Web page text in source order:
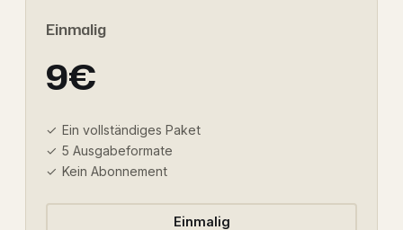
Einmalig
9€
Ein vollständiges Paket
5 Ausgabeformate
Kein Abonnement
Einmalig